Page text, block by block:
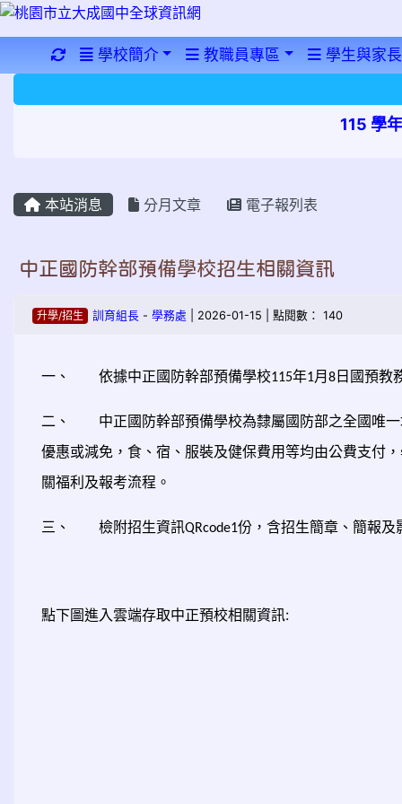
重新取得佈景設定
學校簡介 教職員專區 學生與家
115 學
本站消息 分月文章 電子報列表
中正國防幹部預備學校招生相關資訊
升學/招生 訓育組長- 學務處 | 2026-01-15 | 點閱數： 140
一、 依據中正國防幹部預備學校115年1月 8 日國預教
二、
中正國防幹部預備學校為隸屬國防部之全國唯
優惠或減免，食、宿、服裝及健保費用等均由公費支付
關福利及報考流程。
三、 檢附招生資訊QRcode1份，含招生簡章、簡報及
點下圖進入雲端存取中正預校相關資訊: